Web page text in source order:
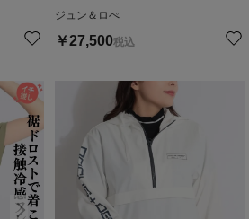
ジュン＆ロぺ
￥27,500税込